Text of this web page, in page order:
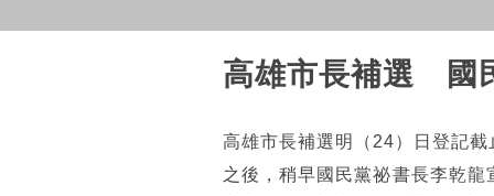
高雄市長補選 國
高雄市長補選明（24）日登記
之後，稍早國民黨祕書長李乾